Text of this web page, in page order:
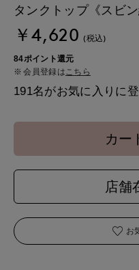
タンクトップ《スビン
￥4,620 (税込)
84ポイント還元
会員登録は こちら
191名がお気に入りに
カー
店舗
お